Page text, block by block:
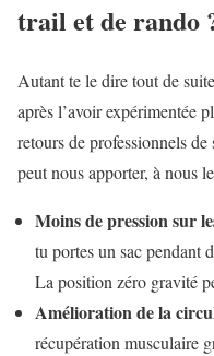
trail et de rando
Autant te le dire tout de
après l’avoir expérimentée
retours de professionnels
peut nous apporter, à nous
Moins de pression sur
tu portes un sac pendant
La position zéro gravité
Amélioration de la
récupération musculaire